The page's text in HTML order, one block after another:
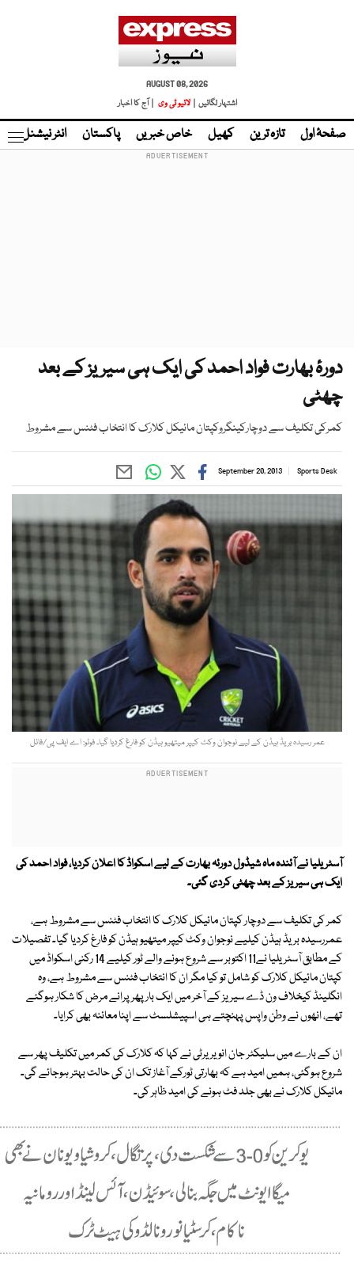
AUGUST 08, 2026
اشتہار لگائیں |
لائیو ٹی وی | آج کا اخبار
صفحۂ اول تازہ ترین کھیل خاص خبریں پاکستان انٹر نیشنل
دورۂ بھارت فواد احمد کی ایک ہی سیریز کے بعد
چھٹی
کمرکی تکلیف سے دوچارکینگروکپتان مائیکل کلارک کا انتخاب فٹنس سے مشروط
Sports Desk
September 20, 2013
عمر رسیدہ بریڈ ہیڈن کے لیے نوجوان وکٹ کیپر میتھیو ہیڈن کو فارغ کردیا گیا۔ فوٹو: اے ایف پی/فائل
آسٹریلیا نے آئندہ ماہ شیڈول دورئہ بھارت کے لیے اسکواڈ کا اعلان کردیا، فواد احمد کی
ایک ہی سیریز کے بعد چھٹی کردی گئی۔
کمر کی تکلیف سے دوچار کپتان مائیکل کلارک کا انتخاب فٹنس سے مشروط ہے،
عمررسیدہ بریڈ ہیڈن کیلیے نوجوان وکٹ کیپر میتھیو ہیڈن کو فارغ کردیا گیا۔ تفصیلات
کے مطابق آسٹریلیا نے11 اکتوبر سے شروع ہونے والے ٹور کیلیے 14 رکنی اسکواڈ میں
کپتان مائیکل کلارک کو شامل تو کیا مگر ان کا انتخاب فٹنس سے مشروط ہے، وہ
انگلینڈ کیخلاف ون ڈے سیریز کے آخر میں ایک بار پھر پرانے مرض کا شکار ہوگئے
تھے، انھوں نے وطن واپس پہنچتے ہی اسپیشلسٹ سے اپنا معائنہ بھی کرایا۔
ان کے بارے میں سلیکٹر جان انویریرٹی نے کہا کہ کلارک کی کمر میں تکلیف پھر سے
شروع ہوگئی، ہمیں امید ہے کہ بھارتی ٹورکے آغاز تک ان کی حالت بہتر ہوجائے گی۔
مائیکل کلارک نے بھی جلد فٹ ہونے کی امید ظاہر کی۔